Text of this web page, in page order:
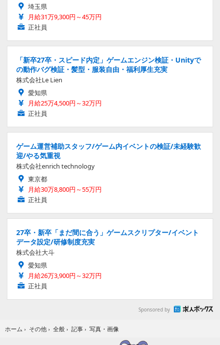
埼玉県
月給31万9,300円～45万円
正社員
「新卒27卒・スピード内定」ゲームエンジン検証・Unityで
の動作バグ検証・髪型・服装自由・福利厚生充実
株式会社Le Lien
愛知県
月給25万4,500円～32万円
正社員
ゲーム運営補助スタッフ/ゲーム内イベントの検証/未経験歓
迎/やる気重視
株式会社enrich technology
東京都
月給30万8,800円～55万円
正社員
27卒・新卒「まだ間に合う」ゲームスクリプター/イベント
データ設定/研修制度充実
株式会社大斗
愛知県
月給26万3,900円～32万円
正社員
Sponsored by
ホーム › その他 › 全般 › 記事 › 写真・画像